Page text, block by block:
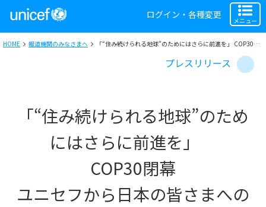
ログイン・各種変更
メニュー
HOME 報道機関のみなさまへ 「“住み続けられる地球”のためにはさらに前進を」 COP30閉幕 ユニセフから日本の皆さまへの感謝と期待
プレスリリース
「“住み続けられる地球”のため
にはさらに前進を」
COP30閉幕
ユニセフから日本の皆さまへの